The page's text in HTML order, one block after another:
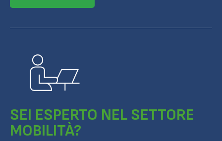
SEI ESPERTO NEL SETTORE
MOBILITÀ?